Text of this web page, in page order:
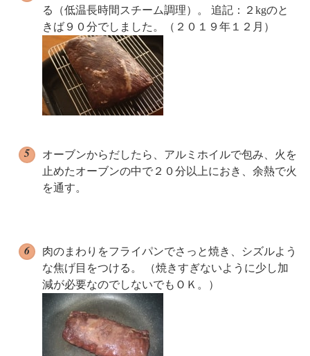
る（低温長時間スチーム調理）。 追記：２kgのと
きば９０分でしました。（２０１９年１２月）
オーブンからだしたら、アルミホイルで包み、火を
止めたオーブンの中で２０分以上におき、余熱で火
を通す。
肉のまわりをフライパンでさっと焼き、シズルよう
な焦げ目をつける。 （焼きすぎないように少し加
減が必要なのでしないでもＯＫ。）